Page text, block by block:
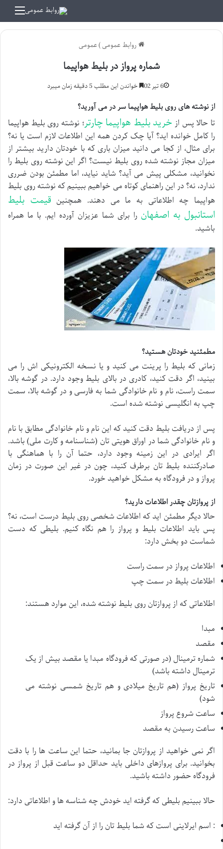
روابط عمومی)عمومی
شماره پرواز در بلیط هواپیما
6 تیر 02 خواندن این مطلب 5 دقیقه زمان میبرد
از نوشته های روی بلیط هواپیما سر در می آورید؟
تا حالا پس از خرید بلیط هواپیما چارتر؛ نوشته روی بلیط هواپیما
را کامل خوانده اید؟ آیا چک کردن همه این اطلاعات لازم است یا نه؟
برای مثال، از کجا می دانید میزان باری که با خودتان دارید بیشتر از
میزان مجاز نوشته شده روی بلیط نیست؟ اگر این نوشته روی بلیط را
نخوانید، مشکلی پیش می آید؟ شاید نیاید، اما مطمئن بودن ضرری
ندارد، نه؟ در این راهنمای کوتاه می خواهیم ببینیم که نوشته روی بلیط
هواپیما چه اطلاعاتی به ما می دهند. همچنین قیمت بلیط
استانبول به اصفهان را برای شما عزیزان آورده ایم. با ما همراه
باشید.
مطمئنید خودتان هستید؟
زمانی که بلیط را پرینت می کنید و یا نسخه الکترونیکی اش را می
بینید، اگر دقت کنید، کادری در بالای بلیط وجود دارد. در گوشه بالا،
سمت راست، نام و نام خانوادگی شما به فارسی و در گوشه بالا، سمت
چپ به انگلیسی نوشته شده است.
پس از دریافت بلیط دقت کنید که این نام و نام خانوادگی مطابق با نام
و نام خانوادگی شما در اوراق هویتی تان (شناسنامه و کارت ملی) باشد.
اگر ایرادی در این زمینه وجود دارد، حتما آن را با هماهنگی با
صادرکننده بلیط تان برطرف کنید، چون در غیر این صورت در زمان
پرواز و در فرودگاه به مشکل خواهید خورد.
از پروازتان چقدر اطلاعات دارید؟
حالا دیگر مطمئن اید که اطلاعات شخصی روی بلیط درست است، نه؟
پس باید اطلاعات بلیط و پرواز را هم نگاه کنیم. بلیطی که دست
شماست دو بخش دارد:
اطلاعات پرواز در سمت راست
اطلاعات بلیط در سمت چپ
اطلاعاتی که از پروازتان روی بلیط نوشته شده، این موارد هستند:
مبدا
مقصد
شماره ترمینال (در صورتی که فرودگاه مبدا یا مقصد بیش از یک
ترمینال داشته باشد)
تاریخ پرواز (هم تاریخ میلادی و هم تاریخ شمسی نوشته می
شود)
ساعت شروع پرواز
ساعت رسیدن به مقصد
اگر نمی خواهید از پروازتان جا بمانید، حتما این ساعت ها را با دقت
بخوانید. برای پروازهای داخلی باید حداقل دو ساعت قبل از پرواز در
فرودگاه حضور داشته باشید.
حالا ببینیم بلیطی که گرفته اید خودش چه شناسه ها و اطلاعاتی دارد:
: اسم ایرلاینی است که شما بلیط تان را از آن گرفته اید